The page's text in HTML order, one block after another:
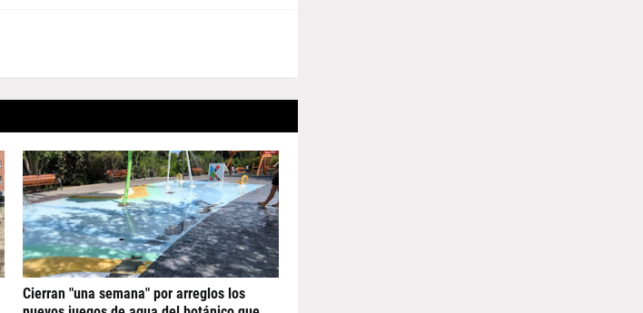
Cierran "una semana" por arreglos los